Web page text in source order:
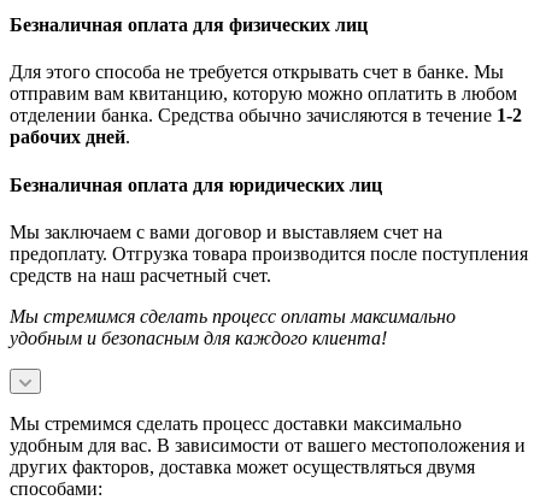
Безналичная оплата для физических лиц
Для этого способа не требуется открывать счет в банке. Мы
отправим вам квитанцию, которую можно оплатить в любом
отделении банка. Средства обычно зачисляются в течение 1-2
рабочих дней.
Безналичная оплата для юридических лиц
Мы заключаем с вами договор и выставляем счет на
предоплату. Отгрузка товара производится после поступления
средств на наш расчетный счет.
Мы стремимся сделать процесс оплаты максимально
удобным и безопасным для каждого клиента!
Мы стремимся сделать процесс доставки максимально
удобным для вас. В зависимости от вашего местоположения и
других факторов, доставка может осуществляться двумя
способами: